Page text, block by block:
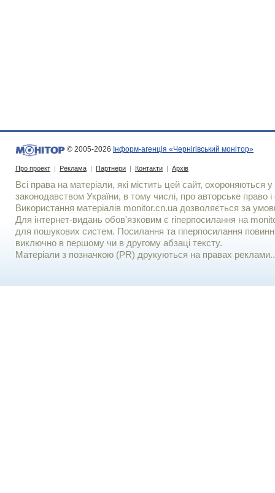
© 2005-2026 Інформ-агенція «Чернігівський монітор»
Про проект | Реклама | Партнери | Контакти | Архів
Всі права на матеріали, які містить цей сайт, охороняються у
законодавством України, в тому числі, про авторське право і
Використання матерiалiв monitor.cn.ua дозволяється за
Для iнтернет-видань обов'язковим є гiперпосилання на
для пошукових систем. Посилання та гіперпосилання
виключно в першому чи в другому абзаці тексту.
Матеріали з позначкою (PR) друкуються на правах реклами..